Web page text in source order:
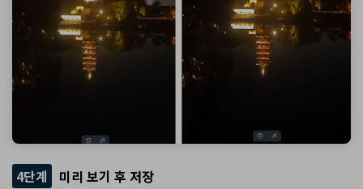
4단계
미리 보기 후 저장